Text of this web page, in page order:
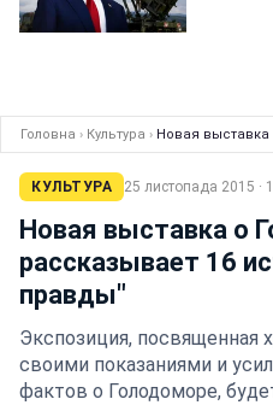
Головна › Культура › Новая
КУЛЬТУРА 25 листопада 2015 ·
Новая выставка о
рассказывает 16
правды"
Экспозиция, посвященная
своими показаниями и
фактов о Голодоморе,